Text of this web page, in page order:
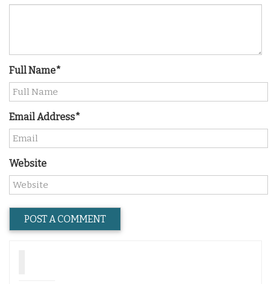
Full Name*
Email Address*
Website